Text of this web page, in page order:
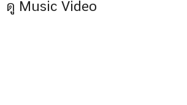
ดู Music Video